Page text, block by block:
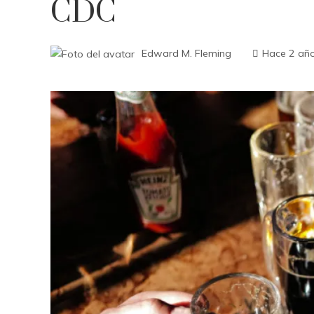
CDC
Edward M. Fleming Hace 2